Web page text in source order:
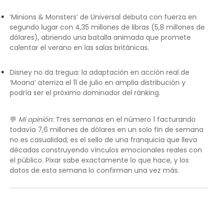
‘Minions & Monsters’ de Universal debuta con fuerza en
segundo lugar con 4,35 millones de libras (5,8 millones de
dólares), abriendo una batalla animada que promete
calentar el verano en las salas británicas.
Disney no da tregua: la adaptación en acción real de
‘Moana’ aterriza el 11 de julio en amplia distribución y
podría ser el próximo dominador del ránking.
💬 Mi opinión:Tres semanas en el número 1 facturando
todavía 7,6 millones de dólares en un solo fin de semana
no es casualidad; es el sello de una franquicia que lleva
décadas construyendo vínculos emocionales reales con
el público. Pixar sabe exactamente lo que hace, y los
datos de esta semana lo confirman una vez más.